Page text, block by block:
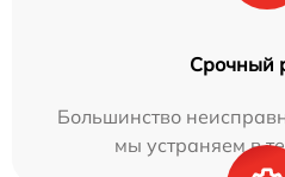
Срочный
Большинство
мы устраняем в